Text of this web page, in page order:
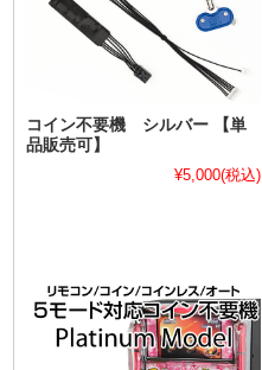
コイン不要機 シルバー 【単
品販売可】
¥5,000(税込)